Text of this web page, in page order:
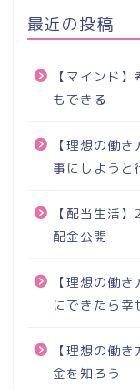
最近の投稿
【マインド
もできる
【理想の働
事にしようと
【配当生活
配金公開
【理想の働
にできたら幸
【理想の働
金を知ろう